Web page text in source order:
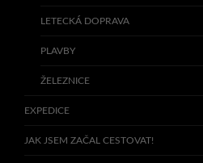
LETECKÁ DOPRAVA
PLAVBY
ŽELEZNICE
EXPEDICE
JAK JSEM ZAČAL CESTOVAT!